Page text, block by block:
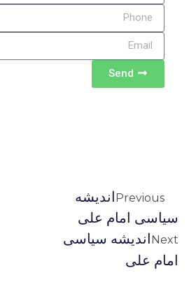
Send
Previousاندیشه
سیاسی امام علی
Nextاندیشه سیاسی
امام علی